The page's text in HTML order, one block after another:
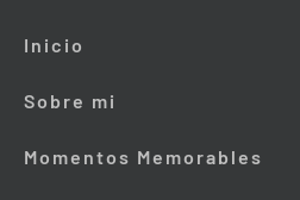
Inicio
Sobre mi
Momentos Memorables